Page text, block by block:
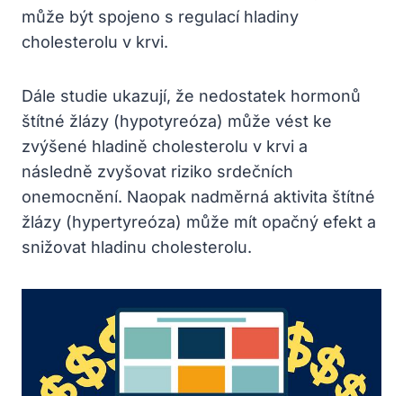
může být spojeno s regulací hladiny
cholesterolu v krvi.
Dále studie ukazují, že nedostatek hormonů
štítné žlázy (hypotyreóza) může vést ke
zvýšené hladině cholesterolu v krvi a
následně zvyšovat riziko srdečních
onemocnění. Naopak nadměrná aktivita štítné
žlázy (hypertyreóza) může mít opačný efekt a
snižovat hladinu cholesterolu.